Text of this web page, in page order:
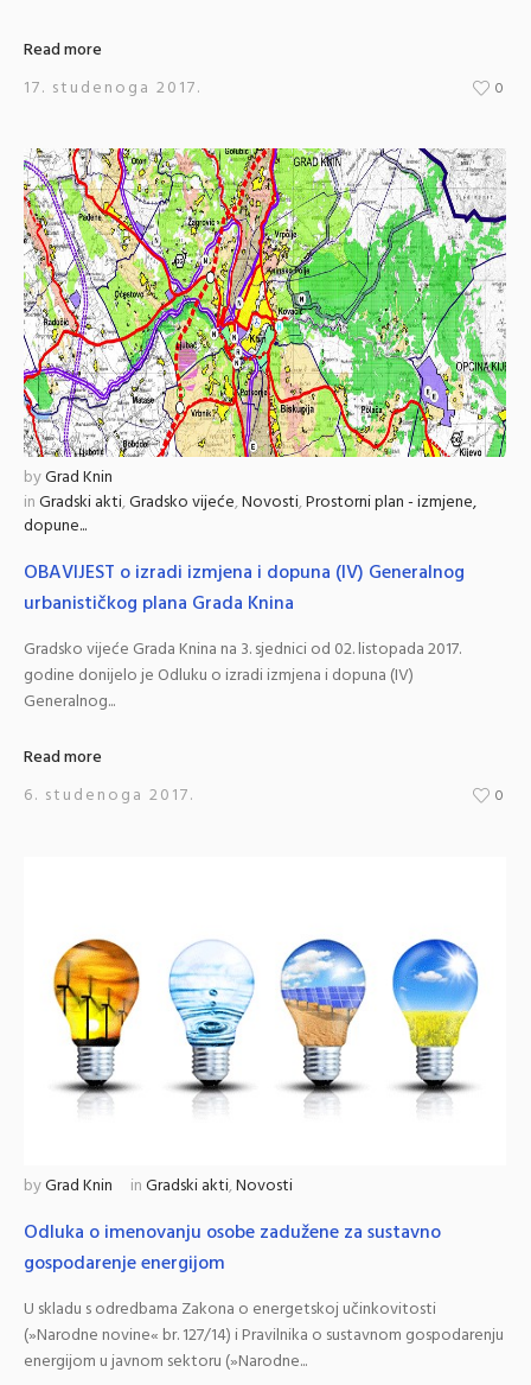
Read more
17. studenoga 2017.
0
byGrad Knin
inGradski akti,Gradsko vijeće,Novosti,Prostorni plan - izmjene,
dopune...
OBAVIJEST o izradi izmjena i dopuna (IV) Generalnog
urbanističkog plana Grada Knina
Gradsko vijeće Grada Knina na 3. sjednici od 02. listopada 2017.
godine donijelo je Odluku o izradi izmjena i dopuna (IV)
Generalnog...
Read more
6. studenoga 2017.
0
byGrad Knin inGradski akti,Novosti
Odluka o imenovanju osobe zadužene za sustavno
gospodarenje energijom
U skladu s odredbama Zakona o energetskoj učinkovitosti
(»Narodne novine« br. 127/14) i Pravilnika o sustavnom gospodarenju
energijom u javnom sektoru (»Narodne...